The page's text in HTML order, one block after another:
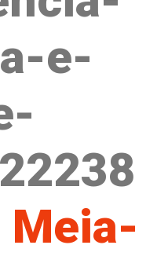
e-
Meia-